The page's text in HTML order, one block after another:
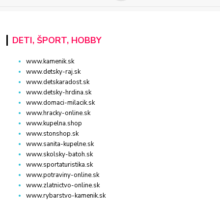
DETI, ŠPORT, HOBBY
www.kamenik.sk
www.detsky-raj.sk
www.detskaradost.sk
www.detsky-hrdina.sk
www.domaci-milacik.sk
www.hracky-online.sk
www.kupelna.shop
www.stonshop.sk
www.sanita-kupelne.sk
www.skolsky-batoh.sk
www.sportaturistika.sk
www.potraviny-online.sk
www.zlatnictvo-online.sk
www.rybarstvo-kamenik.sk